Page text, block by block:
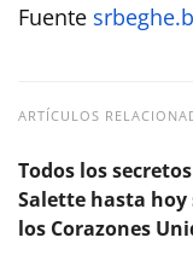
Fuente
ARTÍCULOS
Todos los
Salette hasta hoy
los Corazones